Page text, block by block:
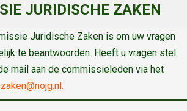
JURIDISCHE ZAKEN
Juridische Zaken is om uw vragen
te beantwoorden. Heeft u vragen stel
mail aan de commissieleden via het